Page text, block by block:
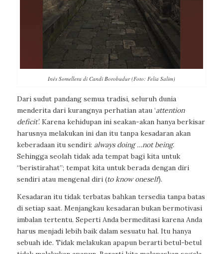
Inés Somellera di Candi Borobudur (Foto: Felia Salim)
Dari sudut pandang semua tradisi, seluruh dunia
menderita dari kurangnya perhatian atau ‘attention
deficit’. Karena kehidupan ini seakan-akan hanya berkisar
harusnya melakukan ini dan itu tanpa kesadaran akan
keberadaan itu sendiri: always doing …not being.
Sehingga seolah tidak ada tempat bagi kita untuk
“beristirahat”; tempat kita untuk berada dengan diri
sendiri atau mengenal diri (to know oneself).
Kesadaran itu tidak terbatas bahkan tersedia tanpa batas
di setiap saat. Menjangkau kesadaran bukan bermotivasi
imbalan tertentu. Seperti Anda bermeditasi karena Anda
harus menjadi lebih baik dalam sesuatu hal. Itu hanya
sebuah ide. Tidak melakukan apapun berarti betul-betul